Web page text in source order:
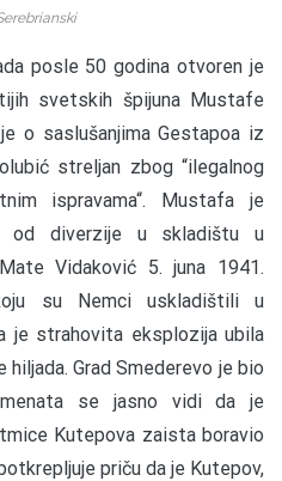
posle 50 godina otvoren je
svetskih špijuna Mustafe
o saslušanjima Gestapoa iz
streljan zbog “ilegalnog
ispravama“. Mustafa je
od diverzije u skladištu u
Vidaković 5. juna 1941.
su Nemci uskladištili u
je strahovita eksplozija ubila
Grad Smederevo je bio
se jasno vidi da je
Kutepova zaista boravio
priču da je Kutepov,